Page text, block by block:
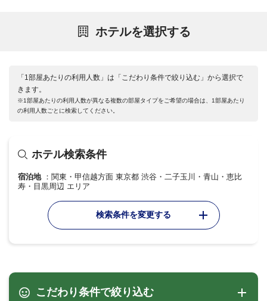
ホテルを選択する
「1部屋あたりの利用人数」は「こだわり条件で絞り込む」から選択で
きます。
※1部屋あたりの利用人数が異なる複数の部屋タイプをご希望の場合は、1部屋あたり
の利用人数ごとに検索してください。
ホテル検索条件
宿泊地
関東・甲信越方面 東京都 渋谷・二子玉川・青山・恵比
寿・目黒周辺 エリア
検索条件を変更する
こだわり条件で絞り込む